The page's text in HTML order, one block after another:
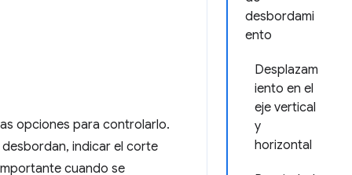
desbordami
ento
Desplazam
iento en el
eje vertical
y
horizontal
opciones para controlarlo.
indicar el corte
cuando se